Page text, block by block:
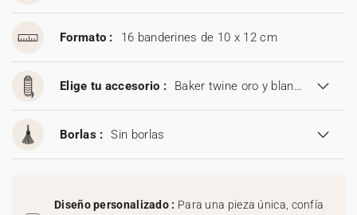
Formato : 16 banderines de 10 x 12 cm
Elige tu accesorio : Baker twine oro y blanco
Borlas : Sin borlas
Diseño personalizado : Para una pieza única, confía